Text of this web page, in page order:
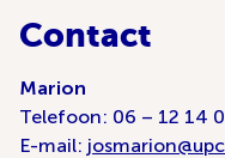
Contact
Marion
Telefoon: 06 – 12 14
E-mail: